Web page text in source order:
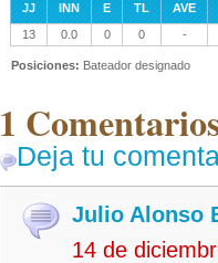
JJ INN E TL
AVE
13
0.0 0 0 -
Posiciones: Bateador designado
1
Deja tu
Julio Alonso
14 de